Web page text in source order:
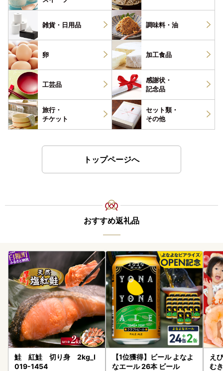
雑貨・ 日用品 調味料・ 油
卵 加工食品
工芸品
感謝状・
記念品
旅行・
チケット
セット類・
その他
トップページへ
おすすめ返礼品
鮭 紅鮭 切り身 2kg_I
019-1454
【1位獲得】ビール よなよ
なエール 26本 ビール
え
む